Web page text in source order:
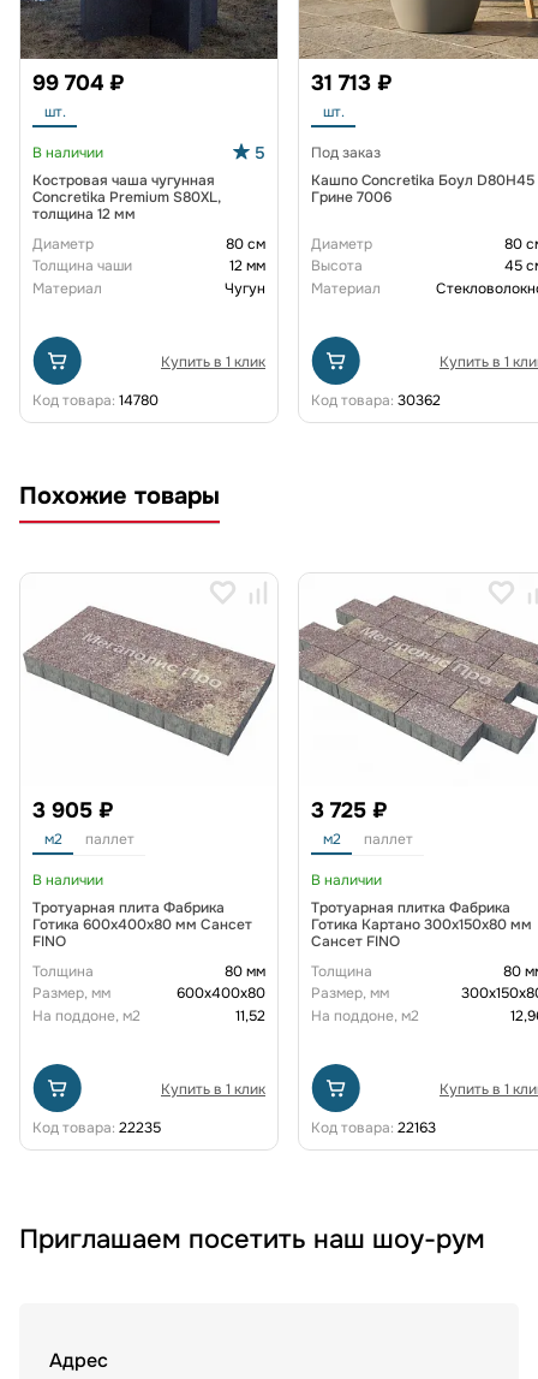
99 704 ₽
шт.
В наличии 5
Костровая чаша чугунная
Concretika Premium S80XL,
толщина 12 мм
Диаметр
80 см
Толщина чаши
12 мм
Материал
Чугун
Купить в 1 клик
Код товара: 14780
31 713 ₽
шт.
Под заказ
Кашпо Concretika Боул D80H45
Грине 7006
Диаметр
80
Высота
45
Материал
Купить в 1
Код товара: 30362
Похожие товары
3 905 ₽
м2 паллет
В наличии
Тротуарная плита Фабрика
Готика 600х400х80 мм Сансет
FINO
Толщина
80 мм
Размер, мм
600х400х80
На поддоне, м2
11,52
Купить в 1 клик
Код товара: 22235
3 725 ₽
м2 паллет
В наличии
Тротуарная плитка Фабрика
Готика Картано 300х150х80 мм
Сансет FINO
Толщина
80
Размер, мм
На поддоне, м2
Купить в 1
Код товара: 22163
Приглашаем посетить наш шоу-рум
Адрес